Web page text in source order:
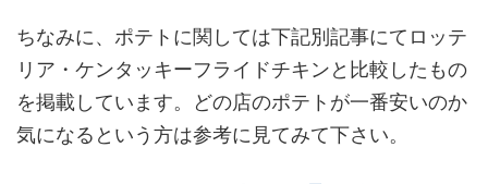
ちなみに、ポテトに関しては下記別記事にてロッテ
リア・ケンタッキーフライドチキンと比較したもの
を掲載しています。どの店のポテトが一番安いのか
気になるという方は参考に見てみて下さい。